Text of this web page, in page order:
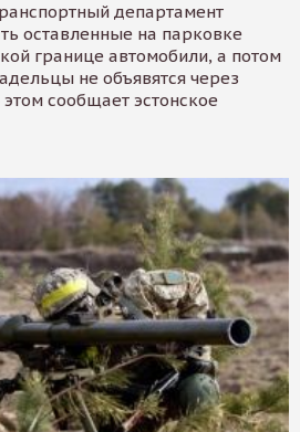
департамент
оставленные на парковке
границе автомобили, а потом
не объявятся через
сообщает эстонское